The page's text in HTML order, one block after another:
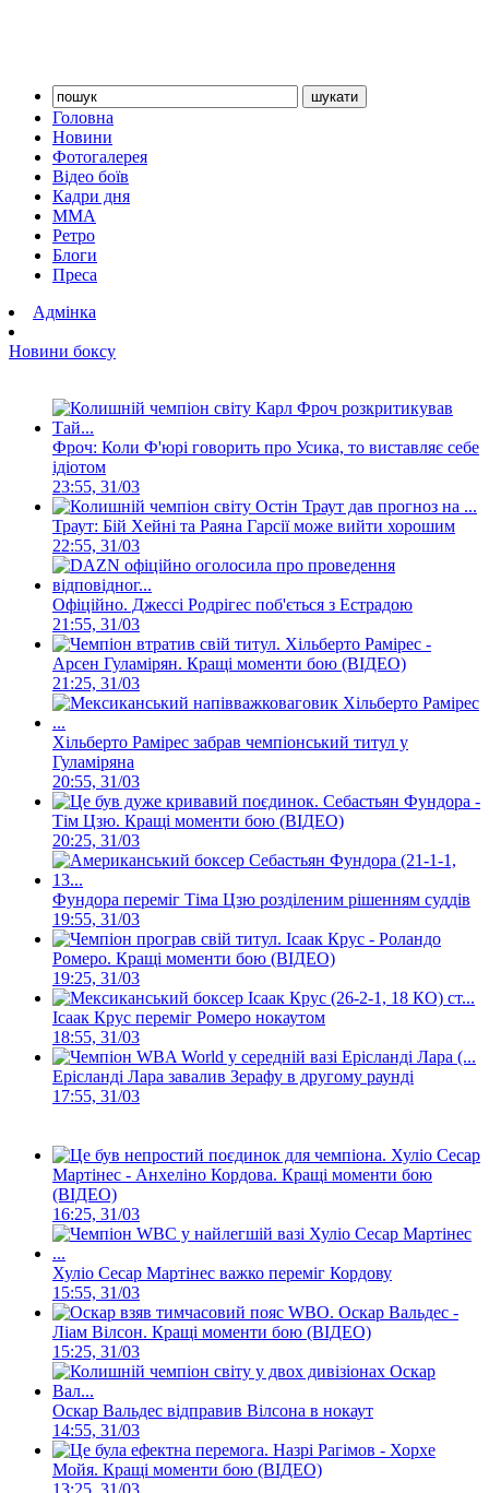
Головна
Новини
Фотогалерея
Відео боїв
Кадри дня
ММА
Ретро
Блоги
Преса
Адмінка
Новини боксу
Фроч: Коли Ф'юрі говорить про Усика, то виставляє себе
ідіотом
23:55, 31/03
Траут: Бій Хейні та Раяна Гарсії може вийти хорошим
22:55, 31/03
Офіційно. Джессі Родрігес поб'ється з Естрадою
21:55, 31/03
Хільберто Рамірес -
Арсен Гуламірян. Кращі моменти бою (ВІДЕО)
21:25, 31/03
Хільберто Рамірес забрав чемпіонський титул у
Гуламіряна
20:55, 31/03
Себастьян Фундора -
Тім Цзю. Кращі моменти бою (ВІДЕО)
20:25, 31/03
Фундора переміг Тіма Цзю розділеним рішенням суддів
19:55, 31/03
Ісаак Крус - Роландо
Ромеро. Кращі моменти бою (ВІДЕО)
19:25, 31/03
Ісаак Крус переміг Ромеро нокаутом
18:55, 31/03
Ерісланді Лара завалив Зерафу в другому раунді
17:55, 31/03
Хуліо Сесар
Мартінес - Анхеліно Кордова. Кращі моменти бою
(ВІДЕО)
16:25, 31/03
Хуліо Сесар Мартінес важко переміг Кордову
15:55, 31/03
Оскар Вальдес -
Ліам Вілсон. Кращі моменти бою (ВІДЕО)
15:25, 31/03
Оскар Вальдес відправив Вілсона в нокаут
14:55, 31/03
Назрі Рагімов - Хорхе
Мойя. Кращі моменти бою (ВІДЕО)
13:25, 31/03